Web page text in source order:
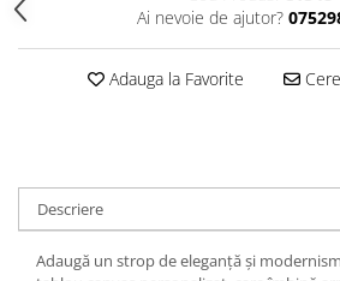
Ai nevoie de ajutor?
Adauga la Favorite
Descriere
Adaugă un strop de eleganță și